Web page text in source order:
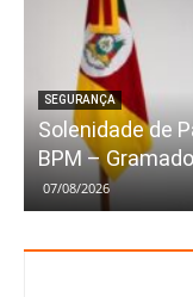
SEGURANÇA
Solenidade de
BPM – Gramado
07/08/2026